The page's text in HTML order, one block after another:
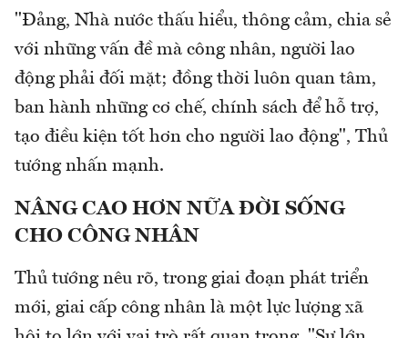
"Đảng, Nhà nước thấu hiểu, thông cảm, chia sẻ
với những vấn đề mà công nhân, người lao
động phải đối mặt; đồng thời luôn quan tâm,
ban hành những cơ chế, chính sách để hỗ trợ,
tạo điều kiện tốt hơn cho người lao động", Thủ
tướng nhấn mạnh.
NÂNG CAO HƠN NỮA ĐỜI SỐNG
CHO CÔNG NHÂN
Thủ tướng nêu rõ, trong giai đoạn phát triển
mới, giai cấp công nhân là một lực lượng xã